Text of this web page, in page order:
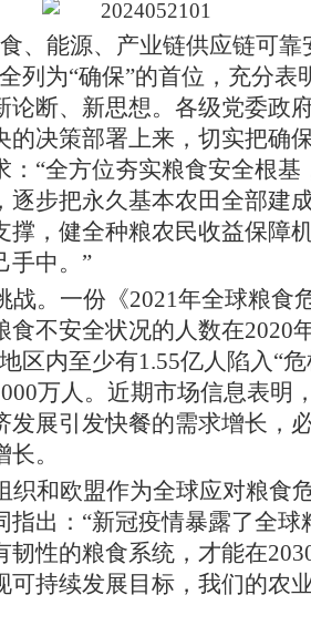
、能源、产业链供应链可
列为“确保”的首位，充分表
断、新思想。各级党委政
决策部署上来，切实把确
“全方位夯实粮食安全根
逐步把永久基本农田全部建
，健全种粮农民收益保障
手中。”
战。一份《2021年全球粮食
不安全状况的人数在2020
区内至少有1.55亿人陷入“
万人。近期市场信息表明
展引发快餐的需求增长，
。
和欧盟作为全球应对粮食
出： “新冠疫情暴露了全
性的粮食系统，才能在
持续发展目标，我们的农